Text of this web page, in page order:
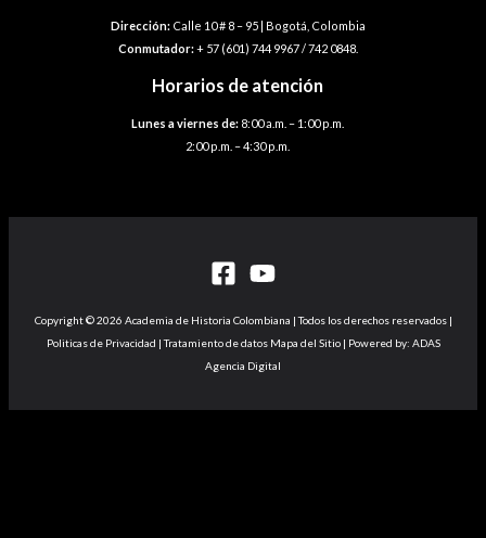
Dirección:Calle 10 # 8 – 95 | Bogotá, Colombia
Conmutador:+ 57 (601) 744 9967 / 742 0848.
Horarios de atención
Lunes a viernes de: 8:00 a.m. – 1:00 p.m.
2:00 p.m. – 4:30 p.m.
Copyright © 2026 Academia de Historia Colombiana | Todos los derechos reservados |
Politicas de Privacidad | Tratamiento de datos Mapa del Sitio | Powered by: ADAS
Agencia Digital